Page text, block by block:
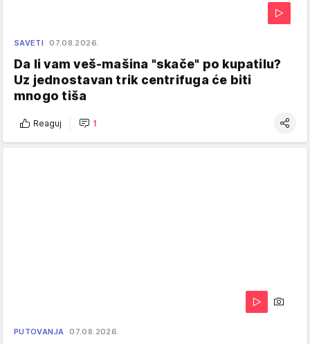
SAVETI 07.08.2026.
Da li vam veš-mašina "skače" po kupatilu?
Uz jednostavan trik centrifuga će biti
mnogo tiša
Reaguj 1
PUTOVANJA 07.08.2026.